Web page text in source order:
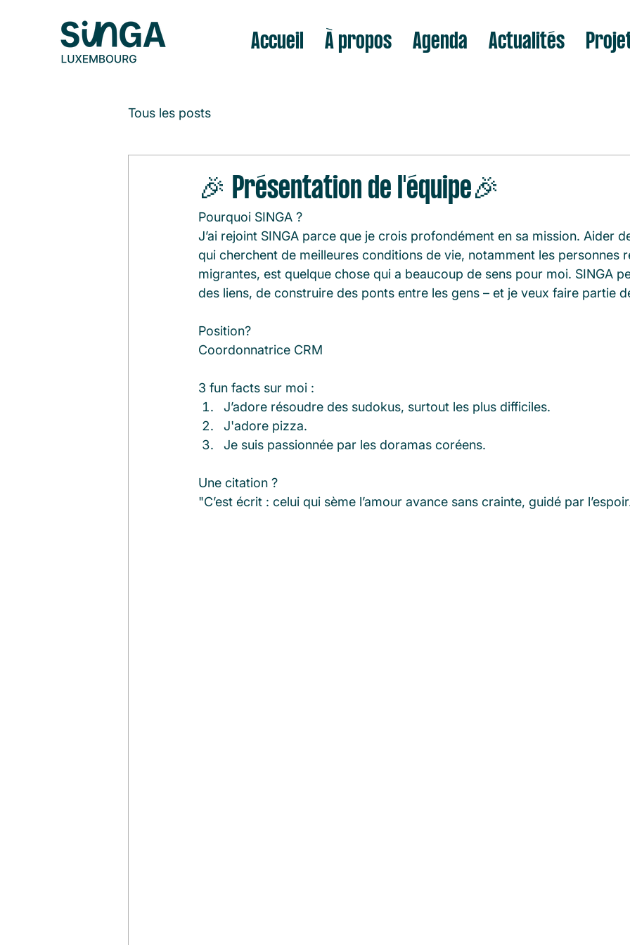
Accueil À propos Agenda Actualités
Tous les posts
🎉 Présentation de l'équipe🎉
Pourquoi SINGA ?
J’ai rejoint SINGA parce que je crois profondément en sa mission. Aider
qui cherchent de meilleures conditions de vie, notamment les personnes
migrantes, est quelque chose qui a beaucoup de sens pour moi. SINGA
des liens, de construire des ponts entre les gens – et je veux faire partie
Position?
Coordonnatrice CRM
3 fun facts sur moi :
J’adore résoudre des sudokus, surtout les plus difficiles.
J'adore pizza.
Je suis passionnée par les doramas coréens.
Une citation ?
"C’est écrit : celui qui sème l’amour avance sans crainte, guidé par